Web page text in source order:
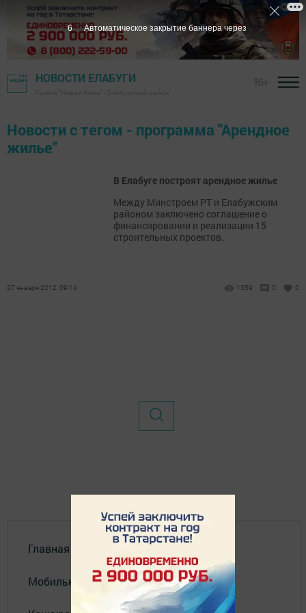
НОВОСТИ ЕЛАБУГИ
Новости с тегом - программа "Арендное
жилье"
В Елабуге построят арендное жилье
Между Минстроем РТ и Елабужским
районом заключено соглашение о
финансировании и реализации 15
строительных проектов.
27 января 2012, 09:14 1359 0 0
Главная
Мобильный репортер
6 Автоматическое закрытие баннера через